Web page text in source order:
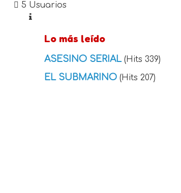
5 Usuarios
Lo más leído
ASESINO SERIAL (Hits 339)
EL SUBMARINO (Hits 207)